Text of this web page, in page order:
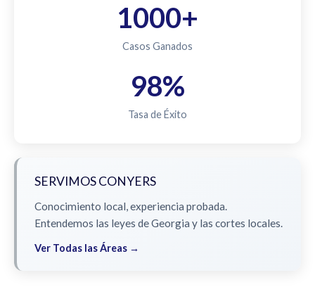
1000+
Casos Ganados
98%
Tasa de Éxito
SERVIMOS CONYERS
Conocimiento local, experiencia probada.
Entendemos las leyes de Georgia y las cortes locales.
Ver Todas las Áreas →